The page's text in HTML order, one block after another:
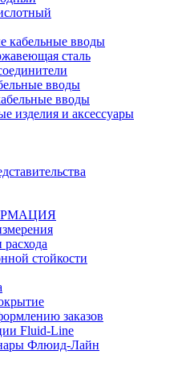
кабельные вводы
сталь
вводы
вводы
изделия и аксессуары
стойкости
заказов
Fluid-Line
Флюид-Лайн